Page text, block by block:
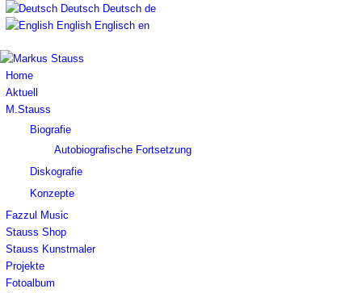
Deutsch Deutsch de
English Englisch en
Home
Aktuell
M.Stauss
Biografie
Autobiografische Fortsetzung
Diskografie
Konzepte
Fazzul Music
Stauss Shop
Stauss Kunstmaler
Projekte
Fotoalbum